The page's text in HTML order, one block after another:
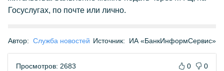
Госуслугах, по почте или лично.
Автор: Служба новостей Источник: ИА «БанкИнформСервис»
Просмотров: 2683 0 0